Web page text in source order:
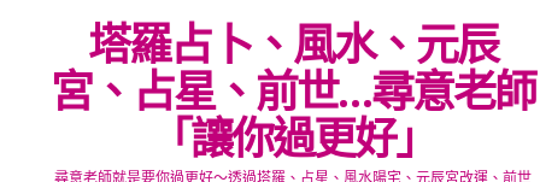
塔羅占卜、風水、元辰
宮、占星、前世…尋意老師
「讓你過更好」
尋意老師就是要你過更好～透過塔羅、占星、風水陽宅、元辰宮改運、前世